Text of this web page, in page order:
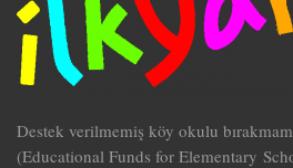
Destek verilmemiş köy okulu
(Educational Funds for Elementary